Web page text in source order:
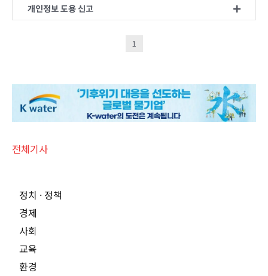
개인정보 도용 신고
1
전체기사
정치 · 정책
경제
사회
교육
환경